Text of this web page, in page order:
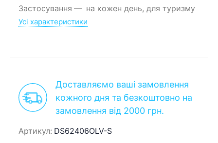
Застосування
на кожен день, для туризму
Усі характеристики
Доставляємо ваші замовлення
кожного дня та безкоштовно на
замовлення від 2000 грн.
Артикул: DS62406OLV-S